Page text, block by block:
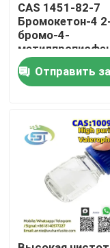
Продукты
О нас
CAS 1451-82-7
Бромокетон-4
бромо-4-
высокой
Отправить